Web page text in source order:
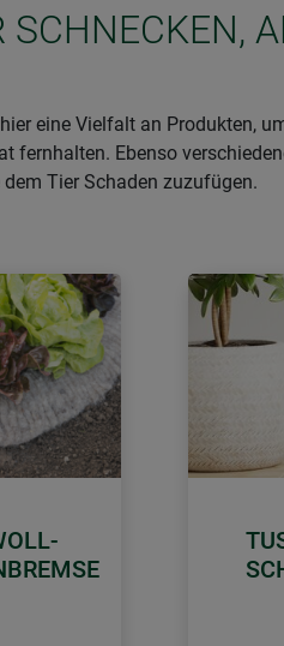
SCHNECKEN,
eine Vielfalt an Produkten,
fernhalten. Ebenso
Tier Schaden zuzufügen.